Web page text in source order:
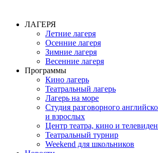
ЛАГЕРЯ
Летние лагеря
Осенние лагеря
Зимние лагеря
Весенние лагеря
Программы
Кино лагерь
Театральный лагерь
Лагерь на море
Студия разговорного
и взрослых
Центр театра, кино и
Театральный турнир
Weekend для школьников